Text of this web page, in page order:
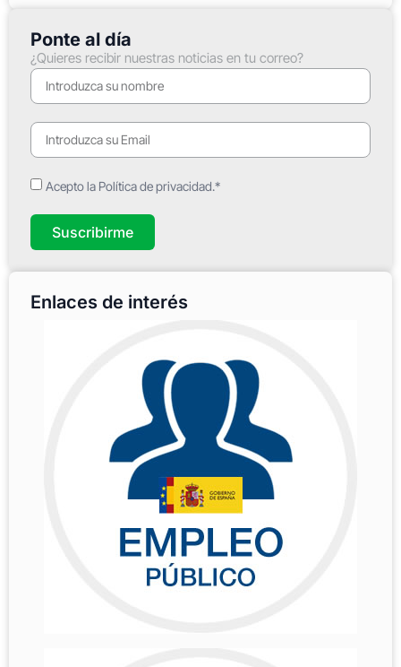
Ponte al día
¿Quieres recibir nuestras noticias en tu correo?
Acepto la Política de privacidad.*
Suscribirme
Enlaces de interés